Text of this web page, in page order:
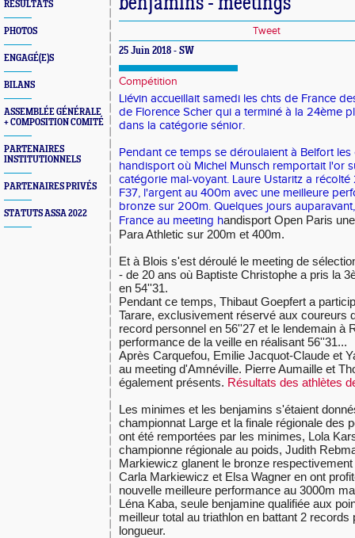
RÉSULTATS
PHOTOS
ENGAGÉ(E)S
BILANS
ASSEMBLÉE GÉNÉRALE
+ COMPOSITION COMITÉ
PARTENAIRES
INSTITUTIONNELS
PARTENAIRES PRIVÉS
STATUTS ASSA 2022
Tweet
25 Juin 2018 - SW
Compétition
Liévin accueillait samedi les chts de France
de Florence Scher qui a terminé à la 24ème
dans la catégorie sénior.
Pendant ce temps se déroulaient à Belfort les
handisport où Michel Munsch remportait l'or
catégorie mal-voyant. Laure Ustaritz a
F37, l'argent au 400m avec une meilleure
bronze sur 200m. Quelques jours
France au meeting handisport Open Paris
Para Athletic sur 200m et 400m.
Et à Blois s'est déroulé le meeting de
- de 20 ans où Baptiste Christophe a pris la
en 54''31.
Pendant ce temps, Thibaut Goepfert a
Tarare, exclusivement réservé aux coureurs
record personnel en 56''27 et le lendemain à
performance de la veille en réalisant 56''31...
Après Carquefou, Emilie Jacquot-Claude et
au meeting d'Amnéville. Pierre Aumaille et
également présents. Résultats des athlètes
Les minimes et les benjamins s'étaient
championnat Large et la finale régionale des
ont été remportées par les minimes, Lola
championne régionale au poids, Judith
Markiewicz glanent le bronze
Carla Markiewicz et Elsa Wagner en ont
nouvelle meilleure performance au 3000m
Léna Kaba, seule benjamine qualifiée aux
meilleur total au triathlon en battant 2
longueur.